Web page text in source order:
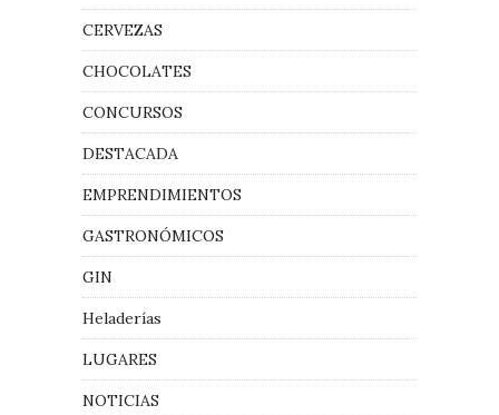
CERVEZAS
CHOCOLATES
CONCURSOS
DESTACADA
EMPRENDIMIENTOS
GASTRONÓMICOS
GIN
Heladerías
LUGARES
NOTICIAS